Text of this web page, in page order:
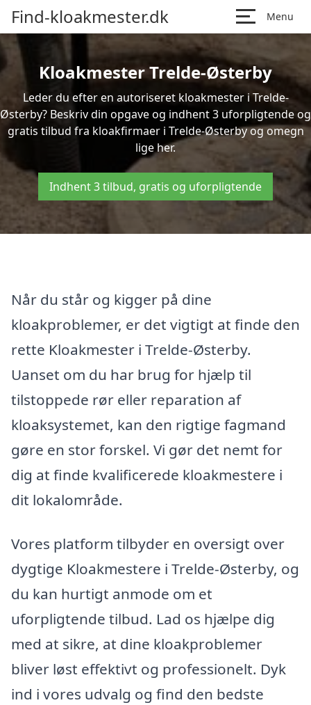
Find-kloakmester.dk Menu
Kloakmester Trelde-Østerby
Leder du efter en autoriseret kloakmester i Trelde-
Østerby? Beskriv din opgave og indhent 3 uforpligtende og
gratis tilbud fra kloakfirmaer i Trelde-Østerby og omegn
lige her.
Indhent 3 tilbud, gratis og uforpligtende
Når du står og kigger på dine
kloakproblemer, er det vigtigt at finde den
rette Kloakmester i Trelde-Østerby.
Uanset om du har brug for hjælp til
tilstoppede rør eller reparation af
kloaksystemet, kan den rigtige fagmand
gøre en stor forskel. Vi gør det nemt for
dig at finde kvalificerede kloakmestere i
dit lokalområde.
Vores platform tilbyder en oversigt over
dygtige Kloakmestere i Trelde-Østerby, og
du kan hurtigt anmode om et
uforpligtende tilbud. Lad os hjælpe dig
med at sikre, at dine kloakproblemer
bliver løst effektivt og professionelt. Dyk
ind i vores udvalg og find den bedste